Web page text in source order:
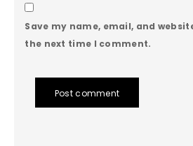
Save my name, email, and
the next time I comment.
Post comment